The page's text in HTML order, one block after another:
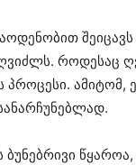
როდესაც
პროცესი. ამიტომ,
ბუნებრივი